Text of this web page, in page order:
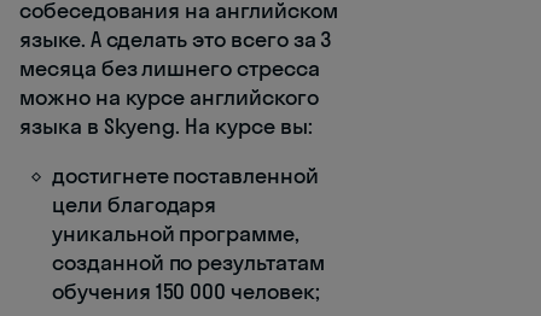
собеседования на английском
языке. А сделать это всего за 3
месяца без лишнего стресса
можно на курсе английского
языка в Skyeng. На курсе вы:
достигнете поставленной
цели благодаря
уникальной программе,
созданной по результатам
обучения 150 000 человек;